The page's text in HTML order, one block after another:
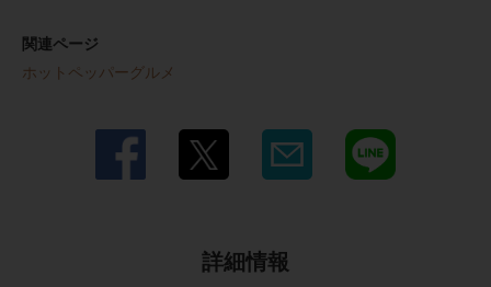
関連ページ
ホットペッパーグルメ
詳細情報